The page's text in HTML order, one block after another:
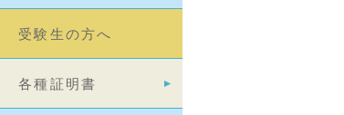
受験生の方へ
各種証明書